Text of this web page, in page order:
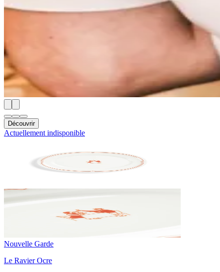
Découvrir
Actuellement indisponible
Nouvelle Garde
Le Ravier Ocre